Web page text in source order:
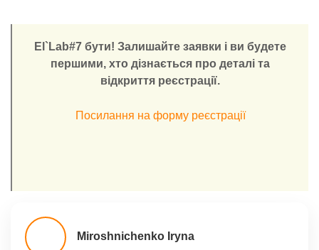
El`Lab#7 бути! Залишайте заявки і ви будете
першими, хто дізнається про деталі та
відкриття реєстрації.
Посилання на форму реєстрації
Miroshnichenko Iryna